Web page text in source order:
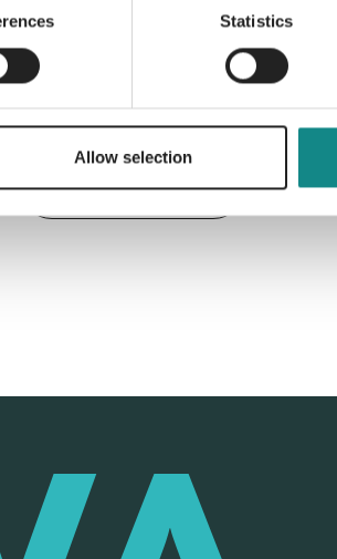
Statistics
Allow selection
Back to overview